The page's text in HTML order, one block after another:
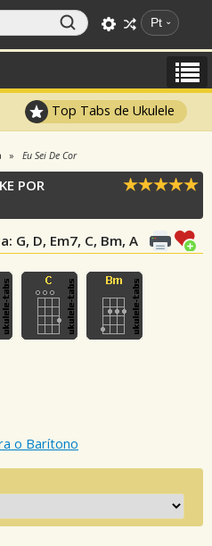
Pt
Top Tabs de Ukulele
Eu Sei De Cor
POR
: G, D, Em7, C, Bm, A
o Barítono